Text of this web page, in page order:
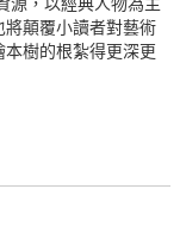
顛覆小讀者對藝術
樹的根紮得更深更